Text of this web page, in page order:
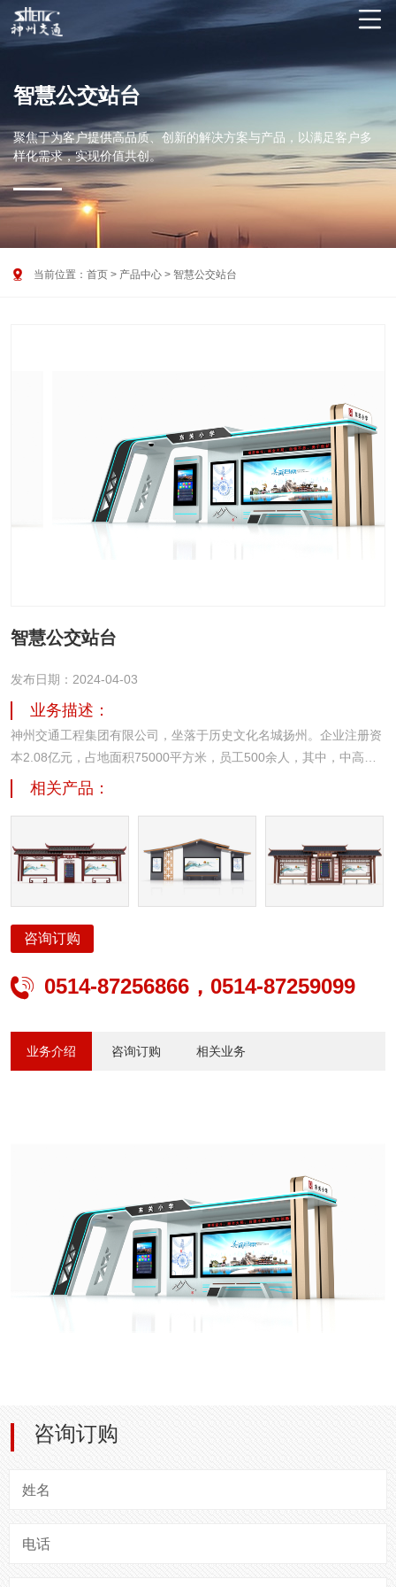

智慧公交站台
聚焦于为客户提供高品质、创新的解决方案与产品，以满足客户多
样化需求，实现价值共创。
 当前位置： 首页 > 产品中心 > 智慧公交站台
智慧公交站台
发布日期：2024-04-03
业务描述：
神州交通工程集团有限公司，坐落于历史文化名城扬州。企业注册资
本2.08亿元，占地面积75000平方米，员工500余人，其中，中高级
专业技术人才占比70%以上。从2005年创立至今，致力于城市及道路
照明、公路交通安全设施、公路交通机电工程、建筑及景观亮化、照
电、电力承装修试、城市公交系统方案设计、产品研发、生产制造、
工程管理及运营等专业服务。
相关产品：
咨询订购
 0514-87256866，0514-87259099
业务介绍 咨询订购 相关业务
咨询订购
姓名
电话